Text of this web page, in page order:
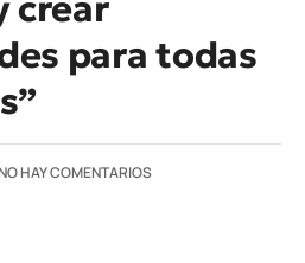
para todas
HAY COMENTARIOS